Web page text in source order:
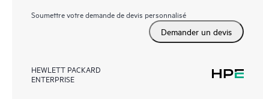
Soumettre votre demande de devis personnalisé
Demander un devis
HEWLETT PACKARD
ENTERPRISE